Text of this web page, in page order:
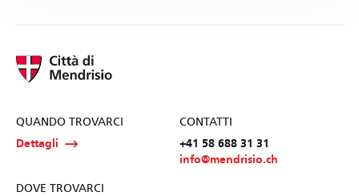
QUANDO TROVARCI
Dettagli
CONTATTI
+41 58 688 31 31
info@mendrisio.ch
DOVE TROVARCI